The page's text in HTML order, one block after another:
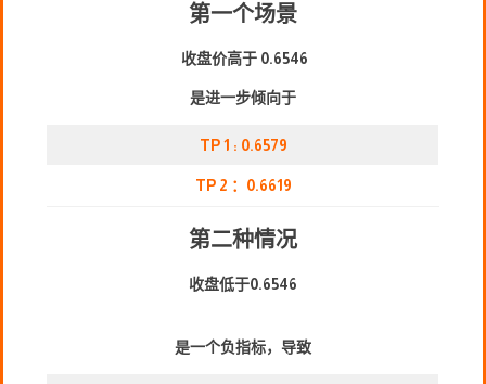
第一个场景
收盘价高于 0.6546
是进一步倾向于
TP 1 : 0.6579
TP 2 ：0.6619
第二种情况
收盘低于0.6546
是一个负指标，导致